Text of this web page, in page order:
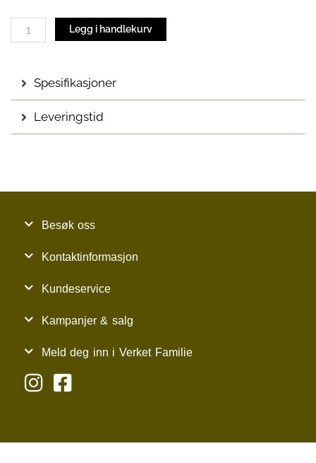
(oh
Hvit
Opal
antall
Legg i handlekurv
Spesifikasjoner
Leveringstid
Besøk oss
Kontaktinformasjon
Kundeservice
Kampanjer & salg
Meld deg inn i Verket Familie